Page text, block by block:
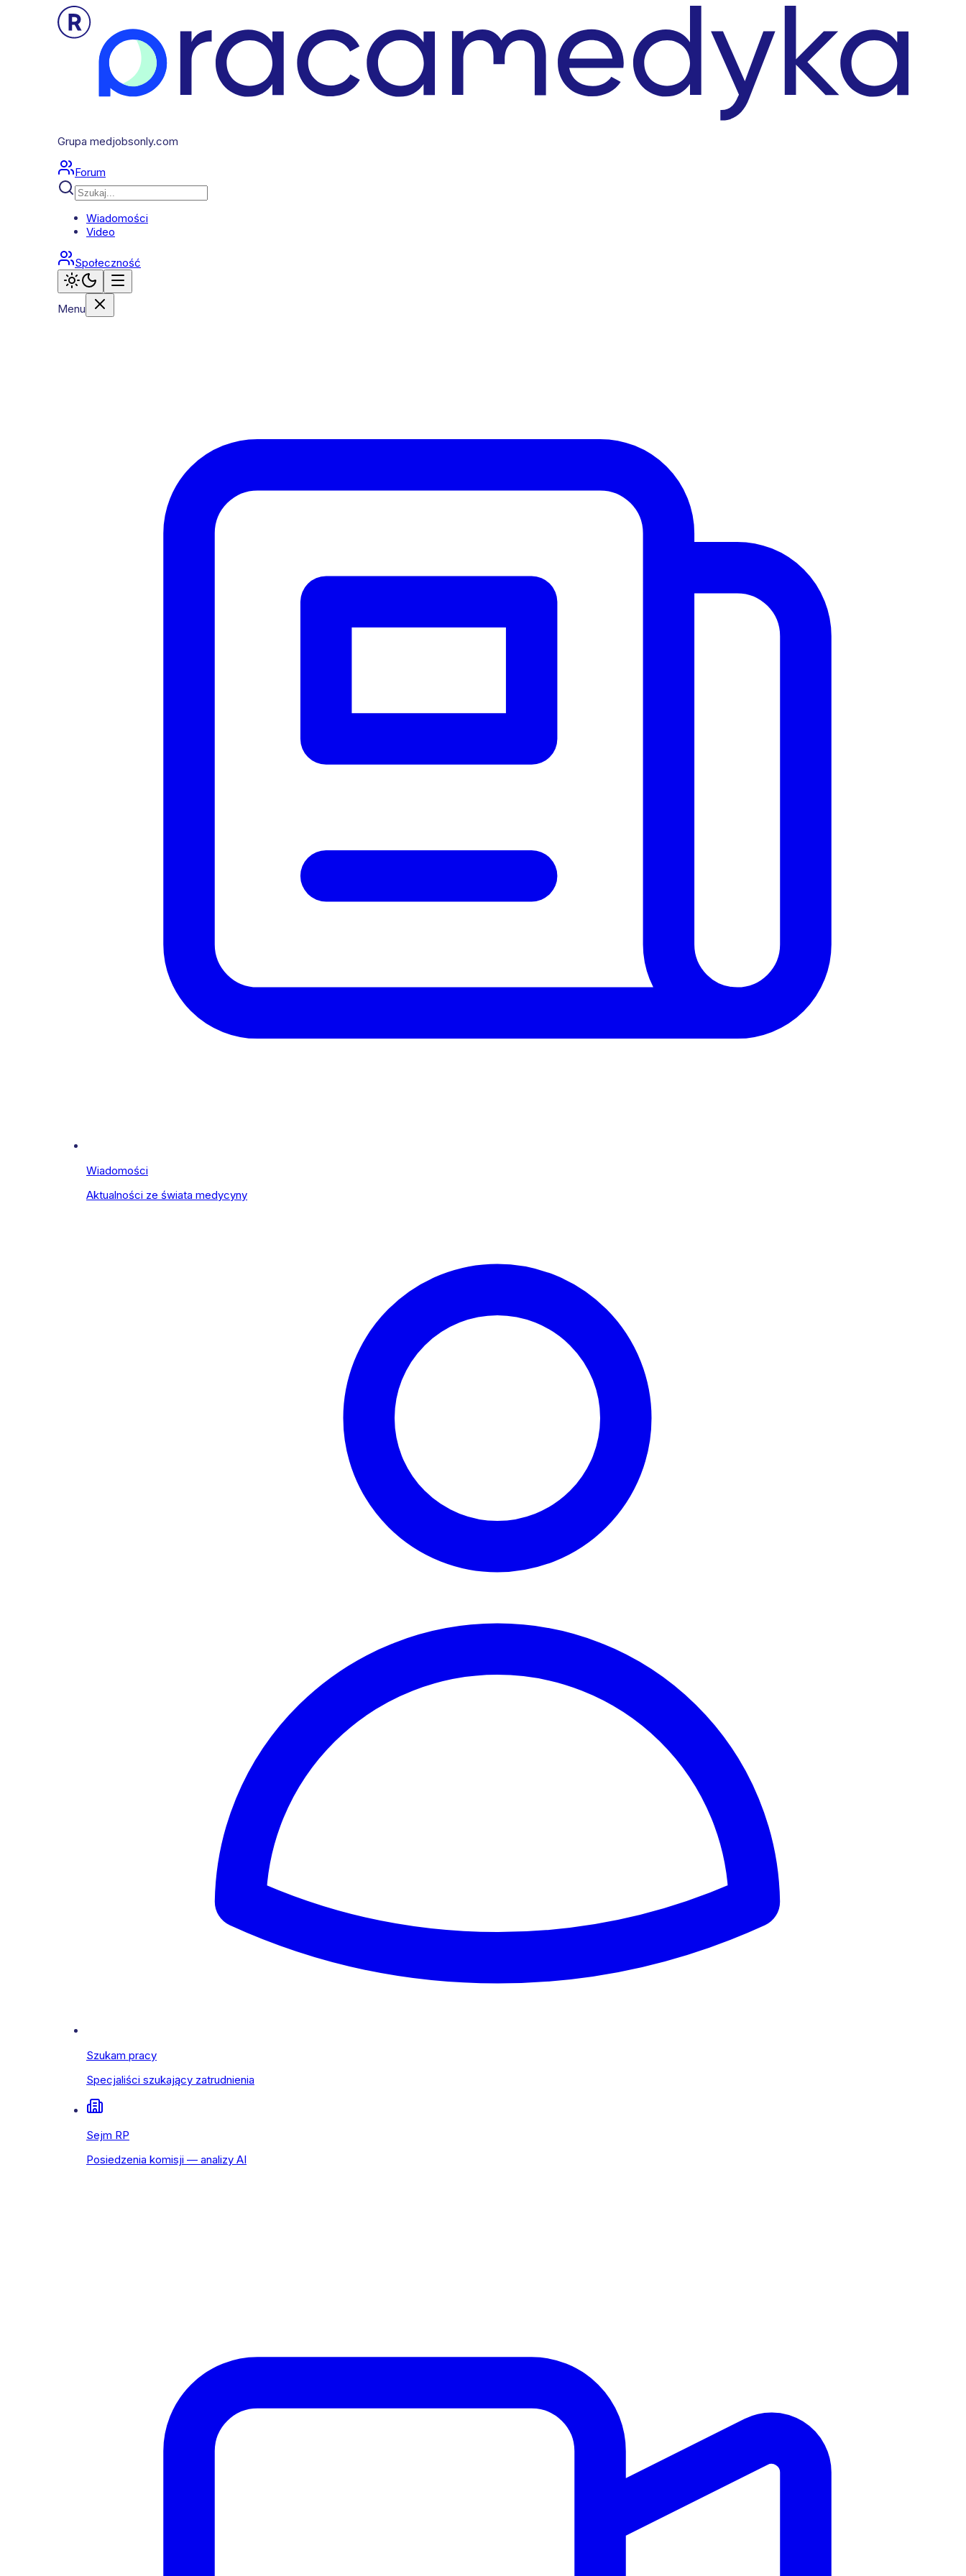
Grupa medjobsonly.com
Forum
Wiadomości
Video
Społeczność
Menu
Wiadomości
Aktualności ze świata medycyny
Szukam pracy
Specjaliści szukający zatrudnienia
Sejm RP
Posiedzenia komisji — analizy AI